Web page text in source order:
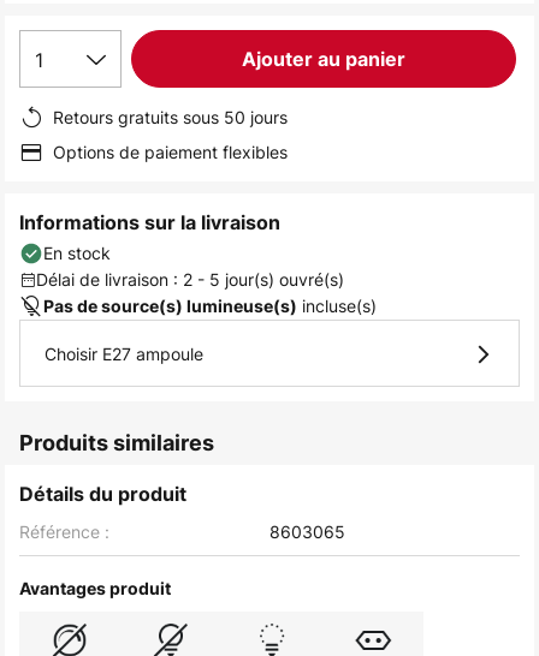
1 Ajouter au panier
Retours gratuits sous 50 jours
Options de paiement flexibles
Informations sur la livraison
En stock
Délai de livraison : 2 - 5 jour(s) ouvré(s)
Pas de source(s) lumineuse(s) incluse(s)
Choisir E27 ampoule
Produits similaires
Détails du produit
Référence : 8603065
Avantages produit